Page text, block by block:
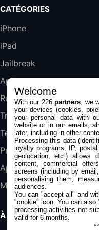
Galaxy S25 FE
Blanc
Jeu FIFA 20
45,98€57,99€
CATÉGORIES
iPhone
iPad
Jailbreak
Applications
Rumeurs
Trucs & astuces
Tests
Promos
Apple
Mac
À PROPOS
Welcome
With our 226partners , we
your devices (cookies,
your personal data with
website or in our emails,
later, including in other
Processing this data
loyalty programs, IP,
geolocation, etc.) allows
content, commercial
screens (including by
personalising them,
audiences.
You can "accept all" and
"cookie" icon. You can also
processing activities not
valid for 6 months.